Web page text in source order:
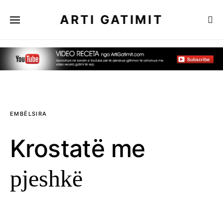
ARTI GATIMIT
EMBËLSIRA
Krostatë me
pjeshkë